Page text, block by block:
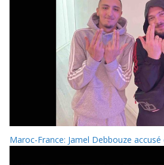
Maroc-France: Jamel Debbouze accusé